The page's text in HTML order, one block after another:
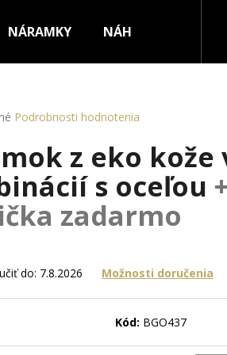
NÁRAMKY NÁHRDELNÍKY
Podrobnosti hodnotenia
z eko
s oceľou
zadarmo
do: 7.8.2026 Možnosti doručenia
Kód: BGO437
RETIAZKA Z CHIRURGICKEJ OCELE